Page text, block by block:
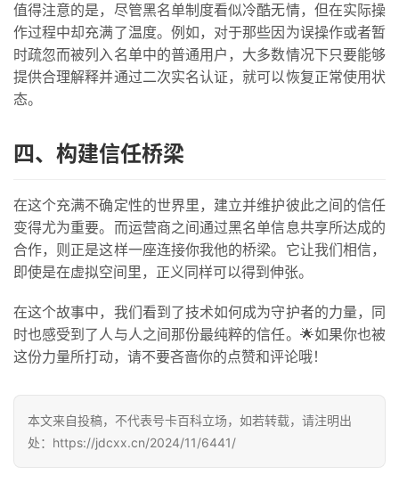
防
诈
知
识
业
讯
流
量
推
荐
认
证
登录 注册
投稿
值得注意的是，尽管黑名单制度看似冷酷无情，但在实际操
作过程中却充满了温度。例如，对于那些因为误操作或者暂
时疏忽而被列入名单中的普通用户，大多数情况下只要能够
提供合理解释并通过二次实名认证，就可以恢复正常使用状
态。
四、构建信任桥梁
在这个充满不确定性的世界里，建立并维护彼此之间的信任
变得尤为重要。而运营商之间通过黑名单信息共享所达成的
合作，则正是这样一座连接你我他的桥梁。它让我们相信，
即使是在虚拟空间里，正义同样可以得到伸张。
在这个故事中，我们看到了技术如何成为守护者的力量，同
时也感受到了人与人之间那份最纯粹的信任。🌟如果你也被
这份力量所打动，请不要吝啬你的点赞和评论哦！
本文来自投稿，不代表号卡百科立场，如若转载，请注明出
处：https://jdcxx.cn/2024/11/6441/